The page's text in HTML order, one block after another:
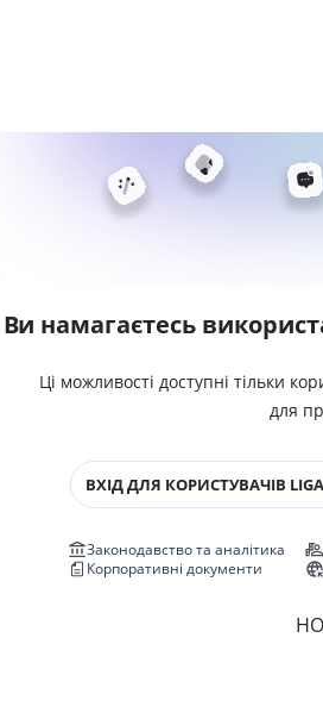
Ви намагаєтесь
Ці можливості доступні тільки
для
ВХІД ДЛЯ КОРИСТУВАЧІВ
Законодавство та аналітика
Корпоративні документи